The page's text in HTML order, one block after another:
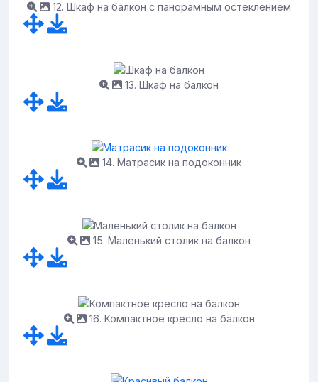
12. Шкаф на балкон с панорамным остеклением
13. Шкаф на балкон
14. Матрасик на подоконник
15. Маленький столик на балкон
16. Компактное кресло на балкон